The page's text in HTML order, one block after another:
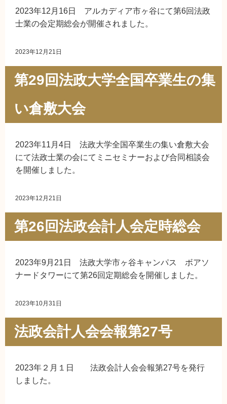
2023年12月16日 アルカディア市ヶ谷にて第6回法政
士業の会定期総会が開催されました。
2023年12月21日
第29回法政大学全国卒業生の集
い倉敷大会
2023年11月4日 法政大学全国卒業生の集い倉敷大会
にて法政士業の会にてミニセミナーおよび合同相談会
を開催しました。
2023年12月21日
第26回法政会計人会定時総会
2023年9月21日 法政大学市ヶ谷キャンパス ボアソ
ナードタワーにて第26回定期総会を開催しました。
2023年10月31日
法政会計人会会報第27号
2023年２月１日 法政会計人会会報第27号を発行
しました。